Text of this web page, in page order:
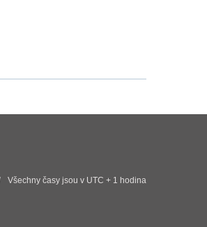
Všechny časy jsou v UTC + 1 hodina